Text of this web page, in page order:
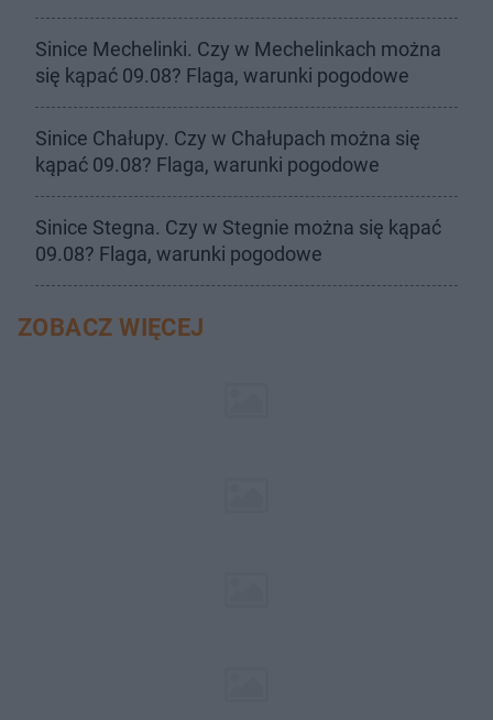
Sinice Mechelinki. Czy w Mechelinkach można
się kąpać 09.08? Flaga, warunki pogodowe
Sinice Chałupy. Czy w Chałupach można się
kąpać 09.08? Flaga, warunki pogodowe
Sinice Stegna. Czy w Stegnie można się kąpać
09.08? Flaga, warunki pogodowe
ZOBACZ WIĘCEJ